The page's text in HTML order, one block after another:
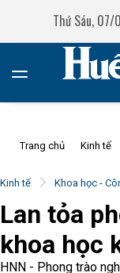
Thứ Sáu,
Trang chủ Kinh tế
Kinh tế Khoa học -
Lan tỏa
khoa học
HNN - Phong trào